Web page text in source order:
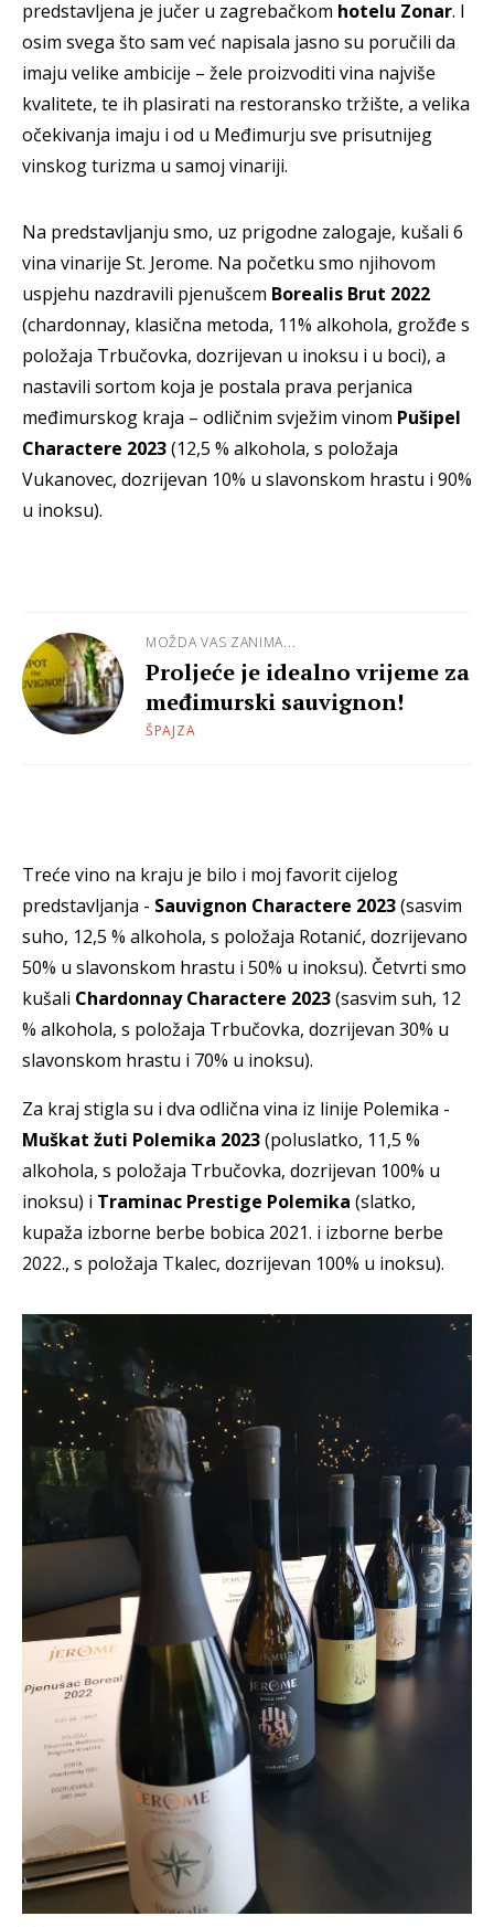
predstavljena je jučer u zagrebačkom hotelu Zonar. I
osim svega što sam već napisala jasno su poručili da
imaju velike ambicije – žele proizvoditi vina najviše
kvalitete, te ih plasirati na restoransko tržište, a velika
očekivanja imaju i od u Međimurju sve prisutnijeg
vinskog turizma u samoj vinariji.
Na predstavljanju smo, uz prigodne zalogaje, kušali 6
vina vinarije St. Jerome. Na početku smo njihovom
uspjehu nazdravili pjenušcem Borealis Brut 2022
(chardonnay, klasična metoda, 11% alkohola, grožđe s
položaja Trbučovka, dozrijevan u inoksu i u boci), a
nastavili sortom koja je postala prava perjanica
međimurskog kraja – odličnim svježim vinom Pušipel
Charactere 2023(12,5 % alkohola, s položaja
Vukanovec, dozrijevan 10% u slavonskom hrastu i 90%
u inoksu).
MOŽDA VAS ZANIMA...
Proljeće je idealno vrijeme za
međimurski sauvignon!
ŠPAJZA
Treće vino na kraju je bilo i moj favorit cijelog
predstavljanja - Sauvignon Charactere 2023(sasvim
suho, 12,5 % alkohola, s položaja Rotanić, dozrijevano
50% u slavonskom hrastu i 50% u inoksu). Četvrti smo
kušali Chardonnay Charactere 2023(sasvim suh, 12
% alkohola, s položaja Trbučovka, dozrijevan 30% u
slavonskom hrastu i 70% u inoksu).
Za kraj stigla su i dva odlična vina iz linije Polemika -
Muškat žuti Polemika 2023(poluslatko, 11,5 %
alkohola, s položaja Trbučovka, dozrijevan 100% u
inoksu) i Traminac Prestige Polemika (slatko,
kupaža izborne berbe bobica 2021. i izborne berbe
2022., s položaja Tkalec, dozrijevan 100% u inoksu).